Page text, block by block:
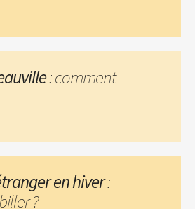
: comment
en hiver:
?